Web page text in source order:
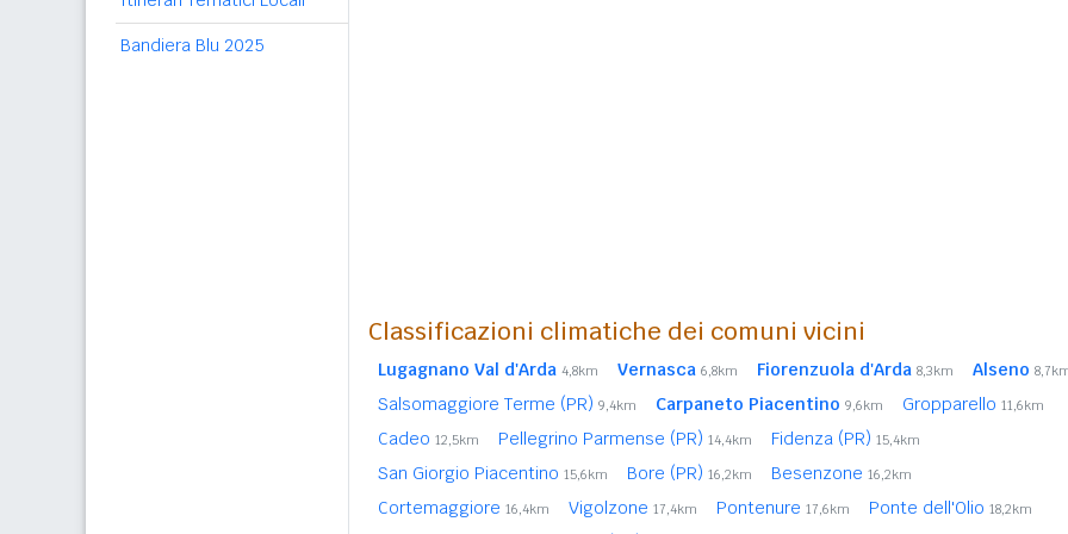
Bandiera Blu 2025
Classificazioni climatiche dei comuni vicini
Lugagnano Val d'Arda 4,8km Vernasca 6,8km Fiorenzuola d'Arda 8,3km Alseno
Salsomaggiore Terme (PR) 9,4km Carpaneto Piacentino 9,6km Gropparello 11,6km
Cadeo 12,5km Pellegrino Parmense (PR) 14,4km Fidenza (PR) 15,4km
San Giorgio Piacentino 15,6km Bore (PR) 16,2km Besenzone 16,2km
Cortemaggiore 16,4km Vigolzone 17,4km Pontenure 17,6km Ponte dell'Olio 18,2km